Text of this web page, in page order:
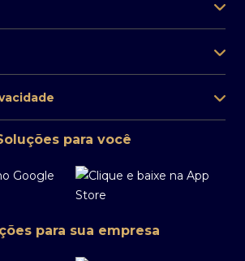
para você
para sua empresa